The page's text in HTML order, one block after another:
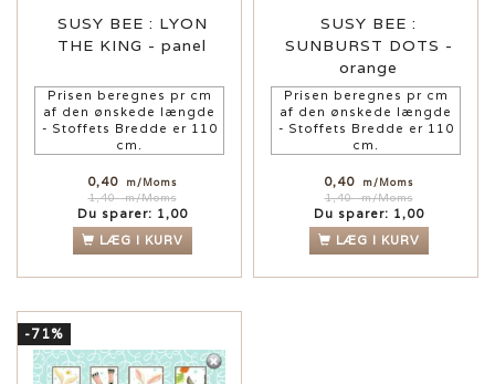
SUSY BEE : LYON
THE KING - panel
Prisen beregnes pr cm
af den ønskede længde
- Stoffets Bredde er 110
cm.
0,40 m/Moms
1,40m/Moms
Du sparer: 1,00
LÆG I KURV
SUSY BEE :
SUNBURST DOTS -
orange
Prisen beregnes pr cm
af den ønskede længde
- Stoffets Bredde er 110
cm.
0,40 m/Moms
1,40m/Moms
Du sparer: 1,00
LÆG I KURV
-71%